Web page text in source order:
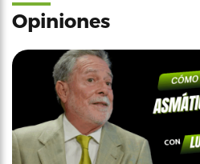
Opiniones